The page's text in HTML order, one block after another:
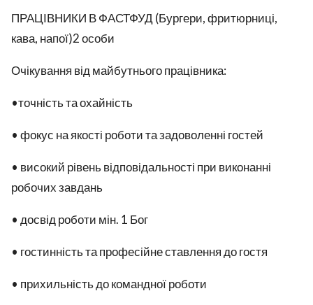
ПРАЦІВНИКИ В ФАСТФУД (Бургери, фритюрниці,
кава, напої)2 особи
Очікування від майбутнього працівника:
•точність та охайність
• фокус на якості роботи та задоволенні гостей
• високий рівень відповідальності при виконанні
робочих завдань
• досвід роботи мін. 1 Бог
• гостинність та професійне ставлення до гостя
• прихильність до командної роботи